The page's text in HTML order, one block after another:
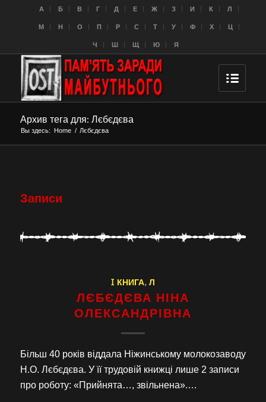
A Б В Г Д Е Ж З И К Л
M Н О П Р С Т У Ф Х Ц
Ч Ш Щ Ю Я
Архив тега для: Лєбєдєва
Вы здесь: Home / Лєбєдєва
Записи
I КНИГА,Л
ЛЄБЄДЄВА НІНА
ОЛЕКСАНДРІВНА
Більш 40 років віддала Ніжинському молокозаводу
Н.О. Лєбєдєва. У її трудовій книжці лише 2 записи
про роботу: «Прийнята…, звільнена».…